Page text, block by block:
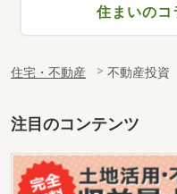
住まいのコ
住宅・不動産 不動産投資
注目のコンテンツ